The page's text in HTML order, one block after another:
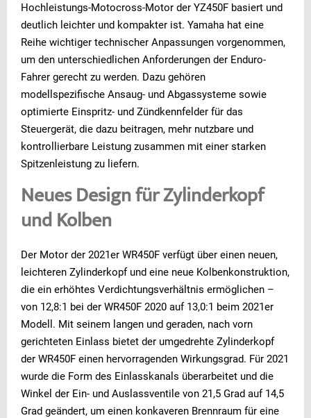
Hochleistungs-Motocross-Motor der YZ450F basiert und
deutlich leichter und kompakter ist. Yamaha hat eine
Reihe wichtiger technischer Anpassungen vorgenommen,
um den unterschiedlichen Anforderungen der Enduro-
Fahrer gerecht zu werden. Dazu gehören
modellspezifische Ansaug- und Abgassysteme sowie
optimierte Einspritz- und Zündkennfelder für das
Steuergerät, die dazu beitragen, mehr nutzbare und
kontrollierbare Leistung zusammen mit einer starken
Spitzenleistung zu liefern.
Neues Design für Zylinderkopf
und Kolben
Der Motor der 2021er WR450F verfügt über einen neuen,
leichteren Zylinderkopf und eine neue Kolbenkonstruktion,
die ein erhöhtes Verdichtungsverhältnis ermöglichen –
von 12,8:1 bei der WR450F 2020 auf 13,0:1 beim 2021er
Modell. Mit seinem langen und geraden, nach vorn
gerichteten Einlass bietet der umgedrehte Zylinderkopf
der WR450F einen hervorragenden Wirkungsgrad. Für 2021
wurde die Form des Einlasskanals überarbeitet und die
Winkel der Ein- und Auslassventile von 21,5 Grad auf 14,5
Grad geändert, um einen konkaveren Brennraum für eine